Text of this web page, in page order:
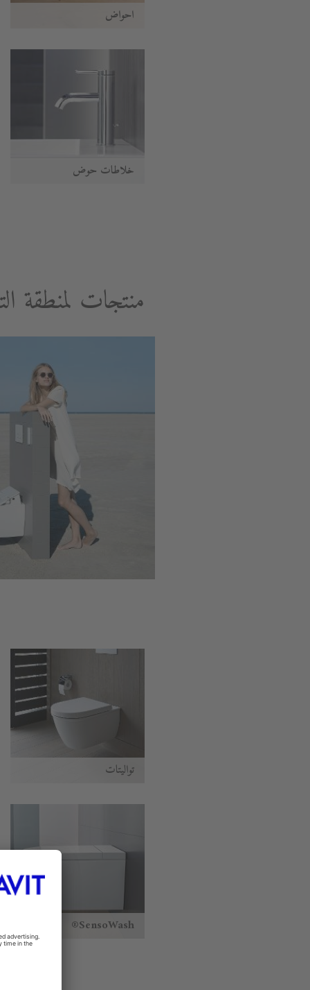
أحواض
خلاطات حوض
منتجات لمنطقة
تواليتات
SensoWash®